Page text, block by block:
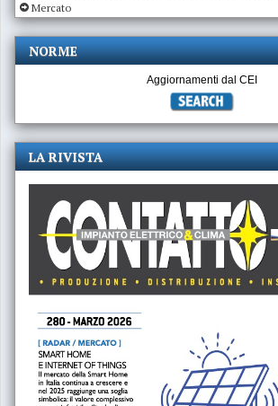
Mercato
NORME
Aggiornamenti dal CEI
LA RIVISTA